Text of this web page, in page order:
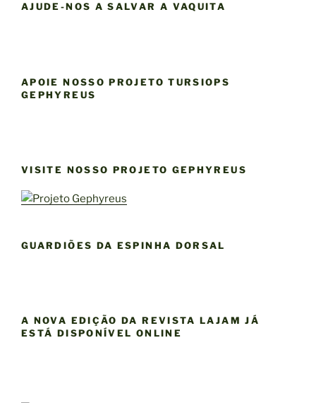
YAQU
AJUDE-NOS A SALVAR A VAQUITA
APOIE NOSSO PROJETO TURSIOPS
GEPHYREUS
VISITE NOSSO PROJETO GEPHYREUS
GUARDIÕES DA ESPINHA DORSAL
A NOVA EDIÇÃO DA REVISTA LAJAM JÁ
ESTÁ DISPONÍVEL ONLINE